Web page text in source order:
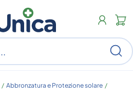
/ Abbronzatura e Protezione solare /